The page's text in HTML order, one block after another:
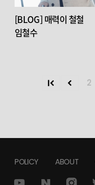
[BLOG] 매력이 철철
임철수
2
POLICY ABOUT